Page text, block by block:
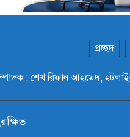
প্রচ্ছদ
সম্পাদক : শেখ রিফান আহমেদ,